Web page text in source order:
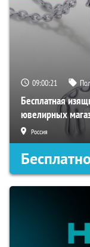
09:00:21
Бесплатная
ювелирных
Россия
Бесплатно